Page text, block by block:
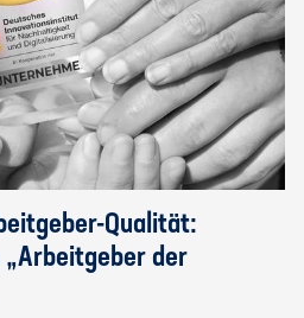
Qualität:
der